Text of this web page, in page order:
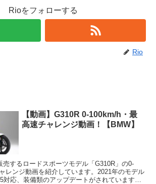
Rioをフォローする
Rio
【動画】G310R 0-100km/h・最
高速チャレンジ動画！【BMW】
売するロードスポーツモデル「G310R」の0-
レンジ動画を紹介しています。2021年のモデル
対応、装備類のアップデートがされています。